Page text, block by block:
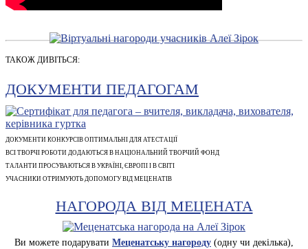
ТАКОЖ ДИВІТЬСЯ:
ДОКУМЕНТИ ПЕДАГОГАМ
ДОКУМЕНТИ КОНКУРСІВ ОПТИМАЛЬНІ ДЛЯ АТЕСТАЦІЇ
ВСІ ТВОРЧІ РОБОТИ ДОДАЮТЬСЯ В НАЦІОНАЛЬНИЙ ТВОРЧИЙ ФОНД
ТАЛАНТИ ПРОСУВАЮТЬСЯ В УКРАЇНІ, ЄВРОПІ І В СВІТІ
УЧАСНИКИ ОТРИМУЮТЬ ДОПОМОГУ ВІД МЕЦЕНАТІВ
НАГОРОДА ВІД МЕЦЕНАТА
Ви можете подарувати Меценатську нагороду (одну чи декілька),